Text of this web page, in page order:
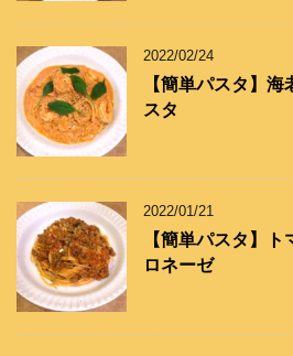
2022/02/24
【簡単パスタ】
スタ
2022/01/21
【簡単パスタ】
ロネーゼ